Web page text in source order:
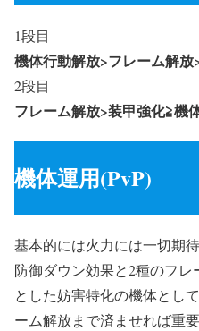
1段目
機体行動解放>フレーム解
2段目
フレーム解放>装甲強化≧機
機体運用(PvP)
基本的には火力には一切期
防御ダウン効果と2種のフ
とした妨害特化の機体とし
ーム解放まで済ませれば重